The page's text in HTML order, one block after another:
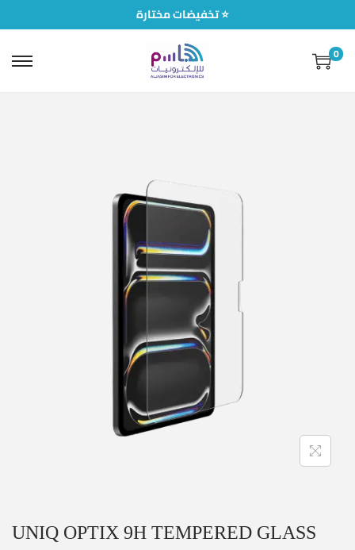
تخفيضات مختارة ⭐
0
UNIQ OPTIX 9H TEMPERED GLASS